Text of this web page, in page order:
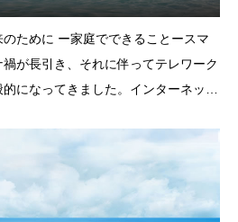
ために ー家庭でできることースマ
が長引き、それに伴ってテレワーク
になってきました。インターネット
私達の一番身